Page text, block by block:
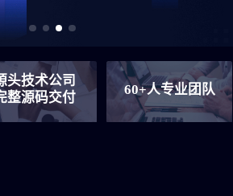
60+人专业团队 6年